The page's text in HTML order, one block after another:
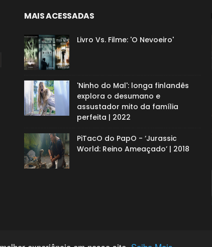
MAIS ACESSADAS
Livro Vs. Filme: 'O Nevoeiro'
'Ninho do Mal': longa finlandês
explora o desumano e
assustador mito da família
perfeita | 2022
PiTacO do PapO - ‘Jurassic
World: Reino Ameaçado’ | 2018